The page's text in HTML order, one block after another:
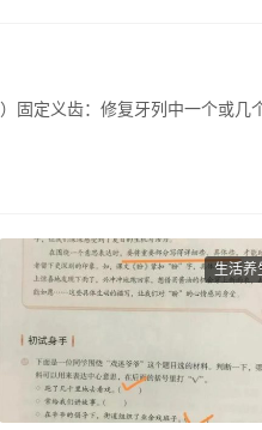
固定义齿：修复牙列中一个或几
生活养